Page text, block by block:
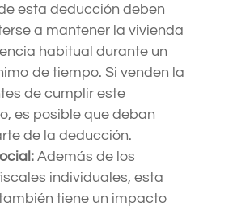
esta deducción deben
a mantener la vivienda
habitual durante un
de tiempo. Si venden la
de cumplir este
es posible que deban
de la deducción.
Además de los
individuales, esta
tiene un impacto